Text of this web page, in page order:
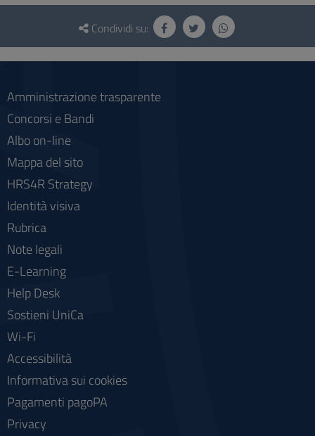
Questionario
social
Condividi su:
Amministrazione trasparente
Concorsi e Bandi
Albo on-line
Mappa del sito
HRS4R Strategy
Identità visiva
Rubrica
Note legali
E-Learning
Help Desk
Sostieni UniCa
Wi-Fi
Accessibilità
Informativa sui cookies
Pagamenti pagoPA
Privacy